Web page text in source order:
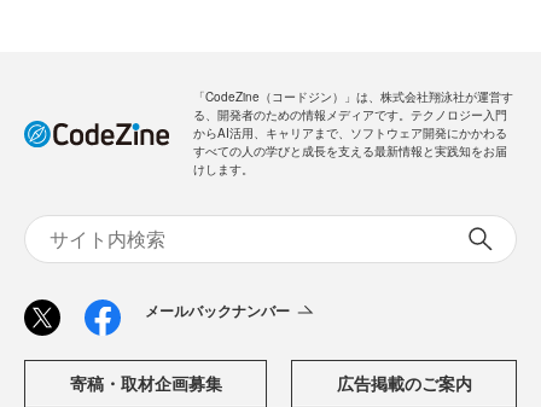
「CodeZine（コードジン）」は、株式会社翔泳社が運営す
る、開発者のための情報メディアです。テクノロジー入門
からAI活用、キャリアまで、ソフトウェア開発にかかわる
すべての人の学びと成長を支える最新情報と実践知をお届
けします。
メールバックナンバー
寄稿・取材企画募集 広告掲載のご案内